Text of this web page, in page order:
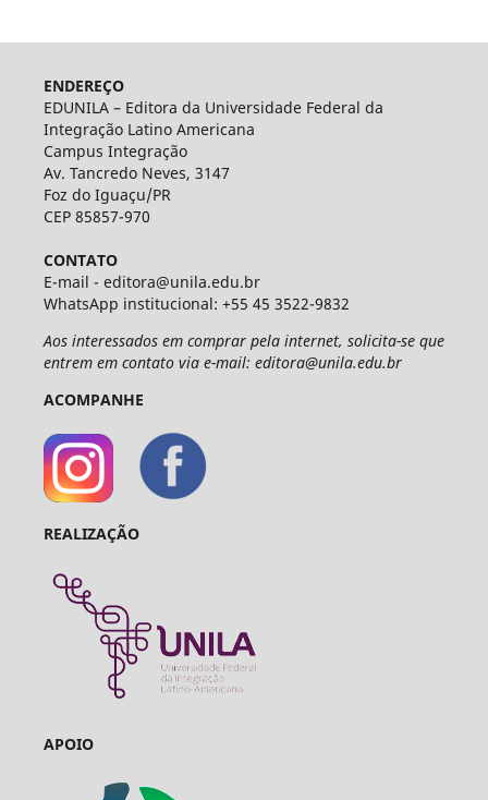
ENDEREÇO
EDUNILA – Editora da Universidade Federal da
Integração Latino Americana
Campus Integração
Av. Tancredo Neves, 3147
Foz do Iguaçu/PR
CEP 85857-970
CONTATO
E-mail - editora@unila.edu.br
WhatsApp institucional: +55 45 3522-9832
Aos interessados em comprar pela internet, solicita-se que
entrem em contato via e-mail: editora@unila.edu.br
ACOMPANHE
REALIZAÇÃO
APOIO